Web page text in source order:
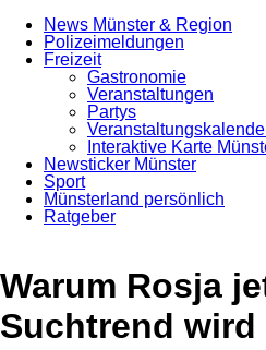
News Münster & Region
Polizeimeldungen
Freizeit
Gastronomie
Veranstaltungen
Partys
Interaktive Karte
Newsticker Münster
Sport
Münsterland persönlich
Ratgeber
Anzeige
Warum Rosja
Suchtrend wird